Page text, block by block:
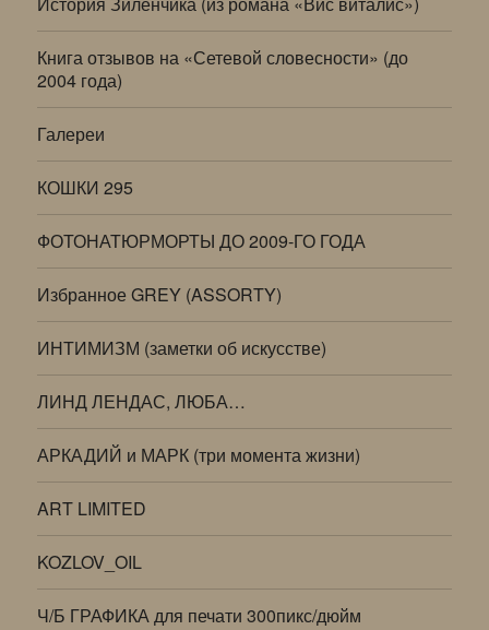
Книга отзывов на «Сетевой словесности» (до
2004 года)
Галереи
КОШКИ 295
ФОТОНАТЮРМОРТЫ ДО 2009-ГО ГОДА
Избранное GREY (ASSORTY)
ИНТИМИЗМ (заметки об искусстве)
ЛИНД ЛЕНДАС, ЛЮБА…
АРКАДИЙ и МАРК (три момента жизни)
ART LIMITED
KOZLOV_OIL
Ч/Б ГРАФИКА для печати 300пикс/дюйм